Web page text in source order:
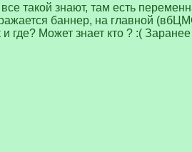
такой знают, там есть
баннер, на главной
где? Может знает кто ? :( Заранее